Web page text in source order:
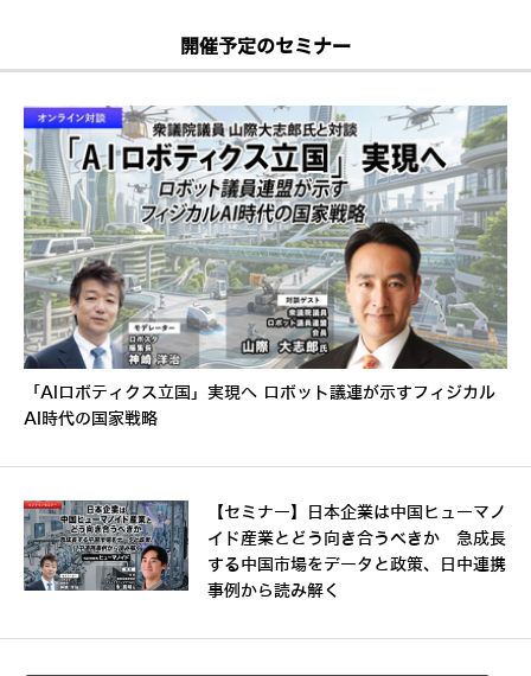
開催予定のセミナー
「AIロボティクス立国」実現へ ロボット議連が示すフィジカル
AI時代の国家戦略
【セミナー】日本企業は中国ヒューマノ
イド産業とどう向き合うべきか 急成長
する中国市場をデータと政策、日中連携
事例から読み解く